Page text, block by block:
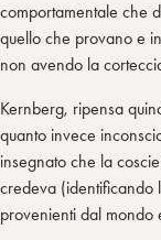
comportamentale che
quello che provano e
non avendo la
Kernberg, ripensa
quanto invece
insegnato che la
credeva (identificando
provenienti dal mondo